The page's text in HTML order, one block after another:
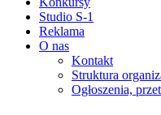
Studio S-1
Reklama
O nas
Kontakt
Struktura
Ogłoszenia,